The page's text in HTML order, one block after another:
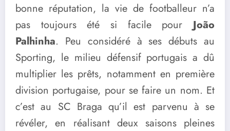
bonne réputation, la vie de footballeur n’a
pas toujours été si facile pourJoão
Palhinha. Peu considéré à ses débuts au
Sporting, le milieu défensif portugais a dû
multiplier les prêts, notamment en première
division portugaise, pour se faire un nom. Et
c’est au SC Braga qu’il est parvenu à se
révéler, en réalisant deux saisons pleines